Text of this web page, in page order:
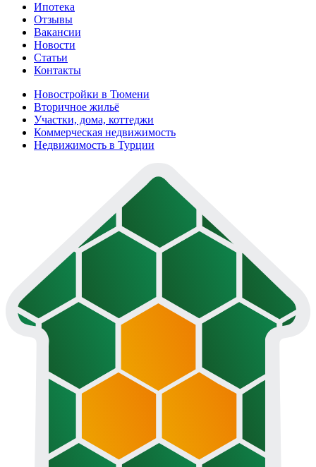
Ипотека
Отзывы
Вакансии
Новости
Статьи
Контакты
Новостройки в Тюмени
Вторичное жильё
Участки, дома, коттеджи
Коммерческая недвижимость
Недвижимость в Турции